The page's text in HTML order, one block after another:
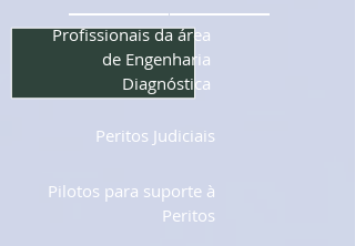
Profissionais da área
de Engenharia
Diagnóstica
Peritos Judiciais
Pilotos para suporte à
Peritos